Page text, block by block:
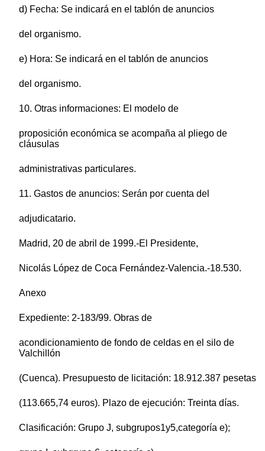
d) Fecha: Se indicará en el tablón de anuncios
del organismo.
e) Hora: Se indicará en el tablón de anuncios
del organismo.
10. Otras informaciones: El modelo de
proposición económica se acompaña al pliego de
cláusulas
administrativas particulares.
11. Gastos de anuncios: Serán por cuenta del
adjudicatario.
Madrid, 20 de abril de 1999.-El Presidente,
Nicolás López de Coca Fernández-Valencia.-18.530.
Anexo
Expediente: 2-183/99. Obras de
acondicionamiento de fondo de celdas en el silo de
Valchillón
(Cuenca). Presupuesto de licitación: 18.912.387 pesetas
(113.665,74 euros). Plazo de ejecución: Treinta días.
Clasificación: Grupo J, subgrupos1y5,categoría e);